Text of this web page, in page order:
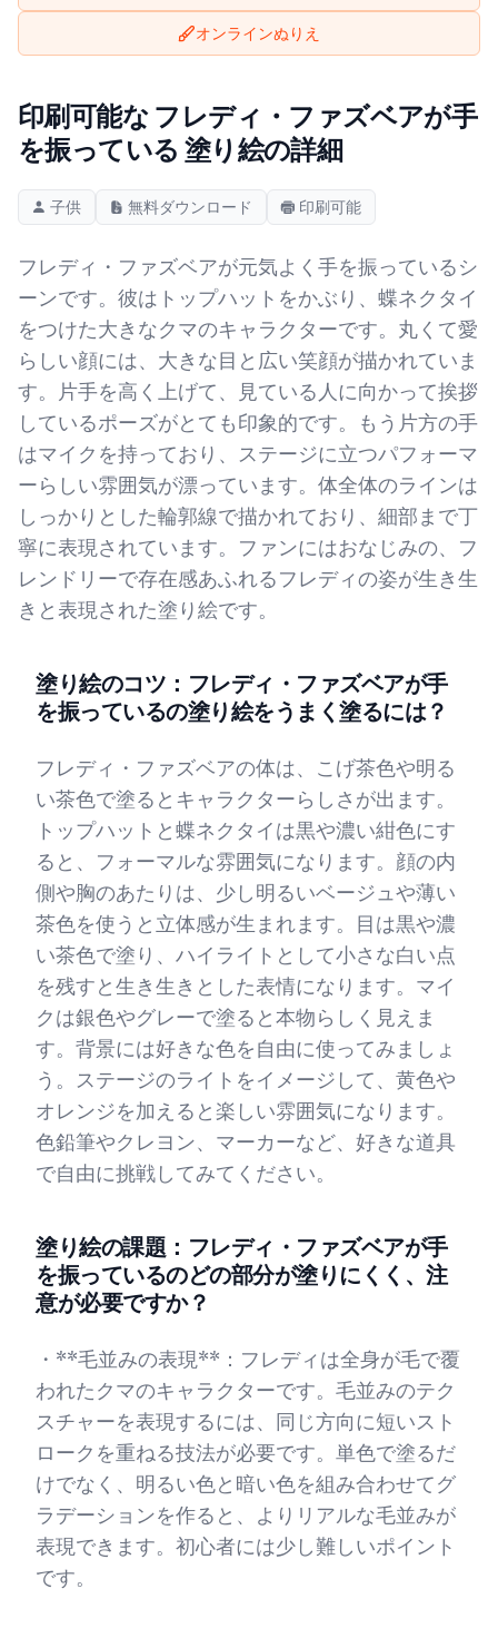
オンラインぬりえ
印刷可能な フレディ・ファズベアが手
を振っている 塗り絵の詳細
子供 無料ダウンロード 印刷可能
フレディ・ファズベアが元気よく手を振っているシ
ーンです。彼はトップハットをかぶり、蝶ネクタイ
をつけた大きなクマのキャラクターです。丸くて愛
らしい顔には、大きな目と広い笑顔が描かれていま
す。片手を高く上げて、見ている人に向かって挨拶
しているポーズがとても印象的です。もう片方の手
はマイクを持っており、ステージに立つパフォーマ
ーらしい雰囲気が漂っています。体全体のラインは
しっかりとした輪郭線で描かれており、細部まで丁
寧に表現されています。ファンにはおなじみの、フ
レンドリーで存在感あふれるフレディの姿が生き生
きと表現された塗り絵です。
塗り絵のコツ：フレディ・ファズベアが手
を振っているの塗り絵をうまく塗るには？
フレディ・ファズベアの体は、こげ茶色や明る
い茶色で塗るとキャラクターらしさが出ます。
トップハットと蝶ネクタイは黒や濃い紺色にす
ると、フォーマルな雰囲気になります。顔の内
側や胸のあたりは、少し明るいベージュや薄い
茶色を使うと立体感が生まれます。目は黒や濃
い茶色で塗り、ハイライトとして小さな白い点
を残すと生き生きとした表情になります。マイ
クは銀色やグレーで塗ると本物らしく見えま
す。背景には好きな色を自由に使ってみましょ
う。ステージのライトをイメージして、黄色や
オレンジを加えると楽しい雰囲気になります。
色鉛筆やクレヨン、マーカーなど、好きな道具
で自由に挑戦してみてください。
塗り絵の課題：フレディ・ファズベアが手
を振っているのどの部分が塗りにくく、注
意が必要ですか？
・**毛並みの表現**：フレディは全身が毛で覆
われたクマのキャラクターです。毛並みのテク
スチャーを表現するには、同じ方向に短いスト
ロークを重ねる技法が必要です。単色で塗るだ
けでなく、明るい色と暗い色を組み合わせてグ
ラデーションを作ると、よりリアルな毛並みが
表現できます。初心者には少し難しいポイント
です。